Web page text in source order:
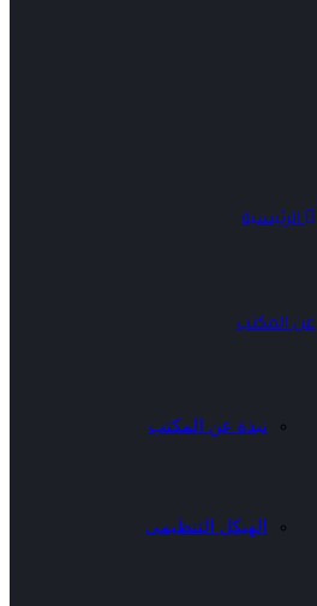
الرئيسية
عن المكتب
نبذة عن المكتب
الهيكل التنظيمى